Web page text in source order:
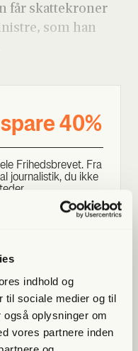
indhold og
til sociale medier og til
oplysninger om
vores partnere inden
får skat­te­kro­ner
som han
spa­re 40%
Fri­heds­bre­vet. Fra
jour­na­li­stik, du ikke